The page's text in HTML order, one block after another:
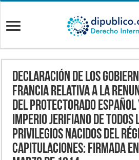
Declaración de los
Francia relativa a la
del Protectorado
Imperio jerifiano de todos
privilegios nacidos del
Capitulaciones: firmada